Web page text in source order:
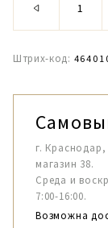
Штрих-код:
г.
магазин 38.
Среда и
7:00-16:00.
Возможна